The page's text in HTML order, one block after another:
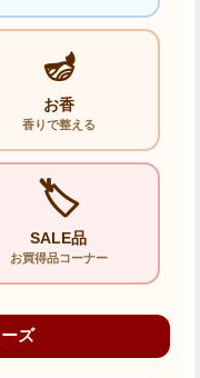
🪔
お香
香りで整える
🏷️
SALE品
お買得品コーナー
ズ